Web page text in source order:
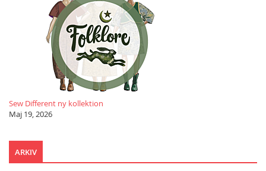
Sew Different ny kollektion
Maj 19, 2026
ARKIV